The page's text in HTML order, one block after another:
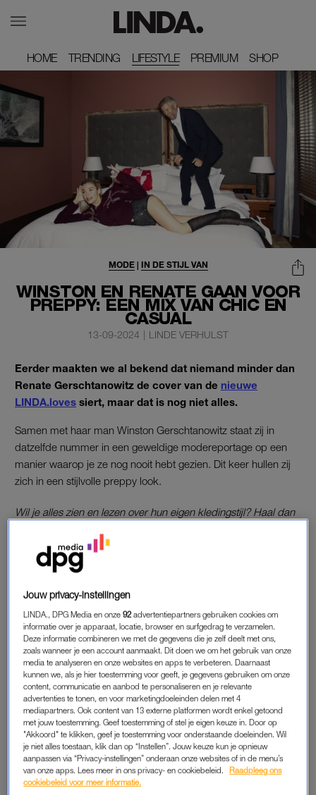
HOME
HOME TRENDING
TRENDING LIFESTYLE PREMIUM
PREMIUM SHOP
SHOP
WINSTON EN RENATE GAAN VOOR
PREPPY: EEN MIX VAN CHIC EN
CASUAL
MODE| IN DE STIJL VAN
13-09-2024 | LINDE VERHULST
Eerder maakten we al bekend dat niemand minder dan
Renate Gerschtanowitz de cover van de nieuwe
LINDA.loves siert, maar dat is nog niet alles.
Samen met haar man Winston Gerschtanowitz staat zij in
datzelfde nummer in een geweldige modereportage op een
manier waarop je ze nog nooit hebt gezien. Dit keer hullen zij
zich in een stijlvolle preppy look.
Wil je alles zien en lezen over hun eigen kledingstijl? Haal dan
staat dit nummer ook bol van andere fantastische modeshoots,
beautytips en inspirerende reisverhalen.
BESTEL LINDA.LOVES HIER
PREPPY KLEDINGSTIJL
Preppy, dat klinkt al gezellig toch? Maar wat is het precies?
Denk aan de stijlvolle schoolmeisjes uit je favoriete jaren 90-
film, maar dan met een moderne twist. Blazers, blouses met
strikjes, geruite rokjes en loafers – allemaal met een vleugje
League. Deze stijl is een mix van chic en casual en wij laten
zien hoe je het draagt.
Jouw privacy-instellingen
LINDA., DPG Media en onze92 advertentiepartners gebruiken cookies om
informatie over je apparaat, locatie, browser en surfgedrag te verzamelen.
Deze informatie combineren we met de gegevens die je zelf deelt met ons,
zoals wanneer je een account aanmaakt. Dit doen we om het gebruik van onze
media te analyseren en onze websites en apps te verbeteren. Daarnaast
kunnen we, als je hier toestemming voor geeft, je gegevens gebruiken om onze
content, communicatie en aanbod te personaliseren en je relevante
advertenties te tonen, en voor marketingdoeleinden delen met 4
mediapartners. Ook content van 13 externe platformen wordt enkel getoond
met jouw toestemming. Geef toestemming of stel je eigen keuze in. Door op
"Akkoord" te klikken, geef je toestemming voor onderstaande doeleinden. Wil
je niet alles toestaan, klik dan op “Instellen”. Jouw keuze kun je opnieuw
aanpassen via “Privacy-instellingen” onderaan onze websites of in de menu’s
van onze apps. Lees meer in ons privacy- en cookiebeleid.
Raadpleeg ons
cookiebeleid voor meer informatie.